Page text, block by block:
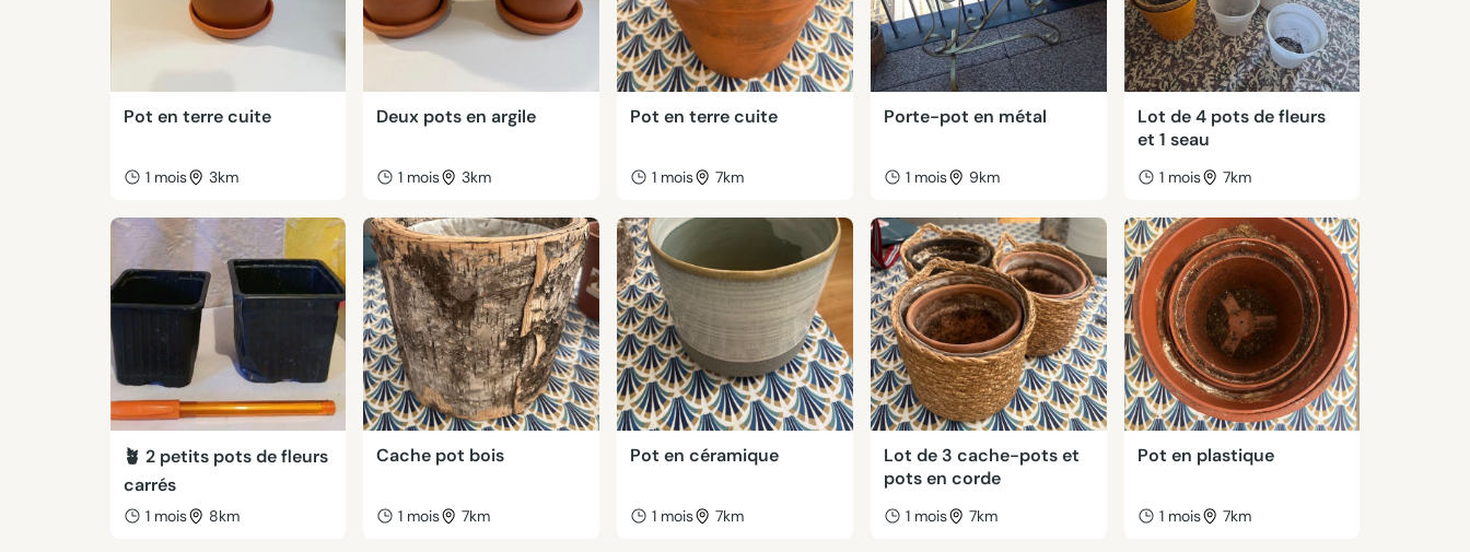
Pot en terre cuite
1 mois 3km
Deux pots en argile
1 mois 3km
Pot en terre cuite
1 mois 7km
Porte-pot en métal
1 mois 9km
Lot de 4 pots de fleurs
et 1 seau
1 mois 7km
🪴 2 petits pots de fleurs
carrés
1 mois 8km
Cache pot bois
1 mois 7km
Pot en céramique
1 mois 7km
Lot de 3 cache-pots et
pots en corde
1 mois 7km
Pot en plastique
1 mois 7km